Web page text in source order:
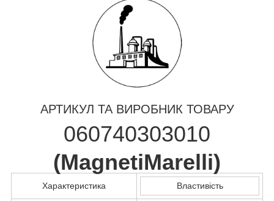
АРТИКУЛ ТА ВИРОБНИК ТОВАРУ
060740303010
(MagnetiMarelli)
Характеристика Властивість